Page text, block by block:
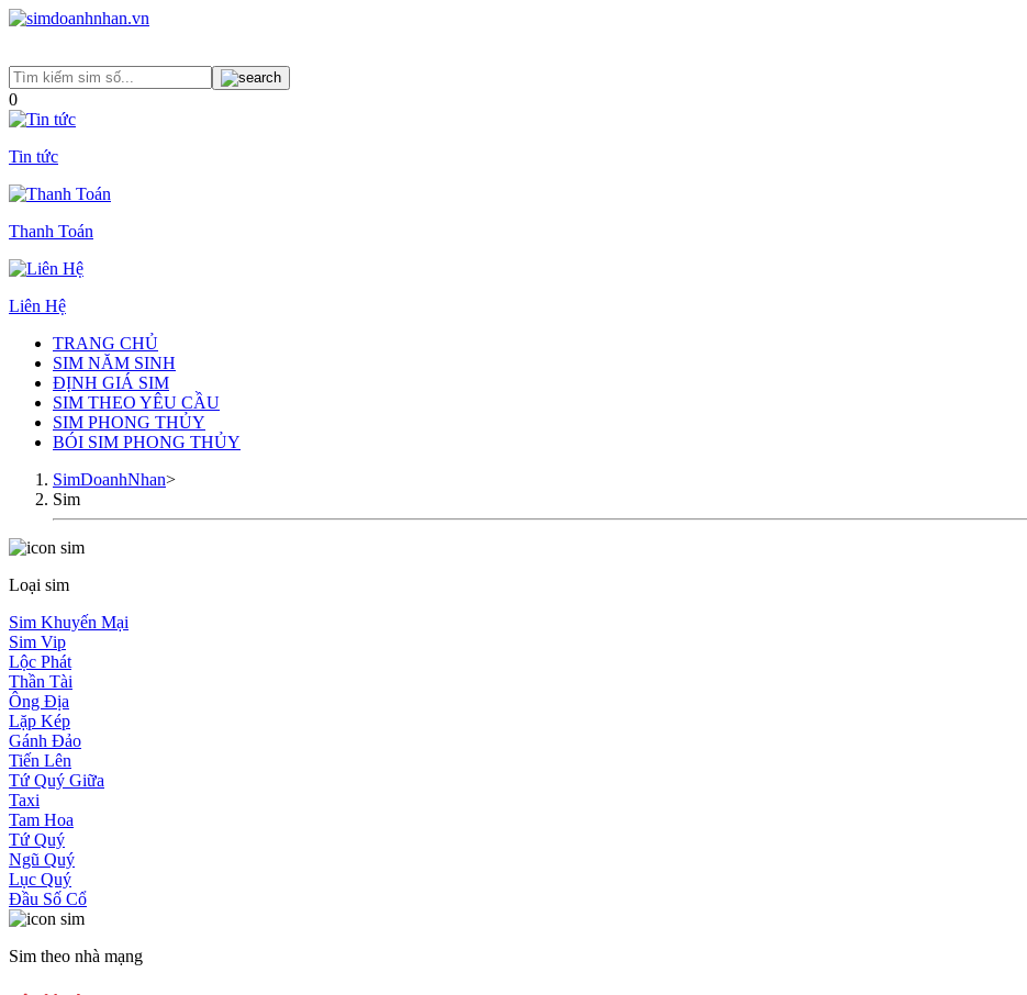
0
Tin tức
Thanh Toán
Liên Hệ
TRANG CHỦ
SIM NĂM SINH
ĐỊNH GIÁ SIM
SIM THEO YÊU CẦU
SIM PHONG THỦY
BÓI SIM PHONG THỦY
SimDoanhNhan>
Sim
Loại sim
Sim Khuyến Mại
Sim Vip
Lộc Phát
Thần Tài
Ông Địa
Lặp Kép
Gánh Đảo
Tiến Lên
Tứ Quý Giữa
Taxi
Tam Hoa
Tứ Quý
Ngũ Quý
Lục Quý
Đầu Số Cổ
Sim theo nhà mạng